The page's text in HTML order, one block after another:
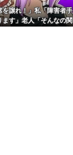
ｗｗｗｗ
庫があっ
)
果
を譲れ！」私「障害者手
ます」老人「そんなの関